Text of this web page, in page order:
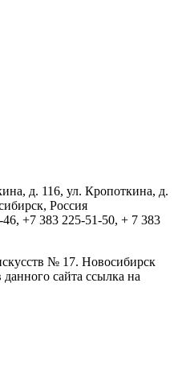
д. 116, ул. Кропоткина, д.
Россия
+7 383 225-51-50, + 7 383
№ 17. Новосибирск
сайта ссылка на